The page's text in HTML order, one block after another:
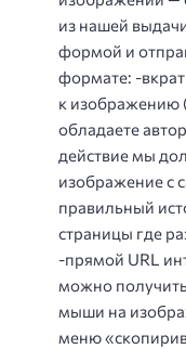
из нашей
формой и
формате: -
к изображению
обладаете
действие мы
изображение с
правильный
страницы где
-прямой URL
можно
мыши на
меню